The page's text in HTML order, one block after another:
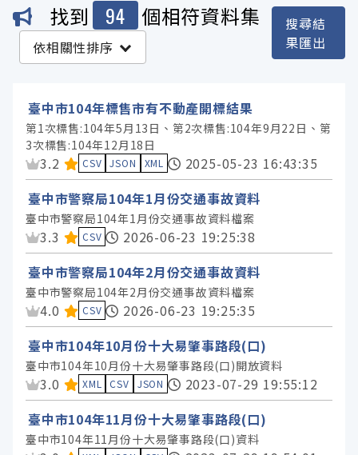
機關
臺中市政府衛生局 (9)
臺中市政府民政局 (8)
臺中市政府地方稅務局 (6)
臺中市政府建設局 (4)
臺中市政府教育局 (4)
臺中市政府環境保護局 (3)
臺中市政府消防局 (2)
臺中市政府都市發展局 (2)
臺中市政府地政局 (1)
臺中市政府研究發展考核委員會 (1)
臺中市政府觀光旅遊局 (1)
臺中市政府財政局 (1)
找到 94 個相符資料集
依相關性排序
搜尋結
果匯出
臺中市104年標售市有不動產開標結果
第1次標售:104年5月13日、第2次標售:104年9月22日、第
3次標售:104年12月18日
資料集評分：
3.2 CSV JSON XML
2025-05-23 16:43:35
臺中市警察局104年1月份交通事故資料
臺中市警察局104年1月份交通事故資料檔案
資料集評分：
3.3 CSV
2026-06-23 19:25:38
臺中市警察局104年2月份交通事故資料
臺中市警察局104年2月份交通事故資料檔案
資料集評分：
4.0 CSV
2026-06-23 19:25:35
臺中市104年10月份十大易肇事路段(口)
臺中市104年10月份十大易肇事路段(口)開放資料
資料集評分：
3.0 XML CSV JSON
2023-07-29 19:55:12
臺中市104年11月份十大易肇事路段(口)
臺中市104年11月份十大易肇事路段(口)資料